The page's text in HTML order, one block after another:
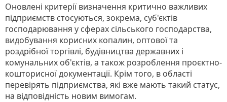
Оновлені критерії визначення критично важливих
підприємств стосуються, зокрема, суб'єктів
господарювання у сферах сільського господарства,
видобування корисних копалин, оптової та
роздрібної торгівлі, будівництва державних і
комунальних об'єктів, а також розроблення проєктно-
кошторисної документації. Крім того, в області
перевірять підприємства, які вже мають такий статус,
на відповідність новим вимогам.